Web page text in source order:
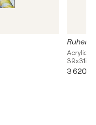
39x31in
3 620